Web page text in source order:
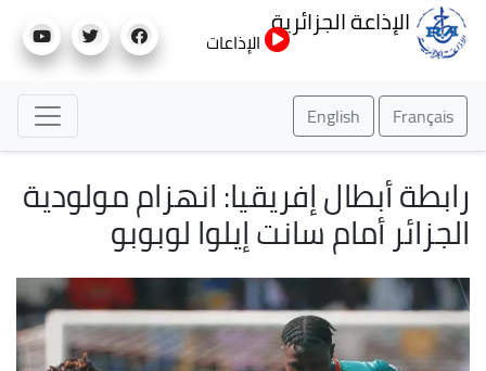
إلى
الإذاعة الجزائرية
الإذاعات
Français
English
رابطة أبطال إفريقيا: انهزام مولودية
الجزائر أمام سانت إيلوا لوبوبو